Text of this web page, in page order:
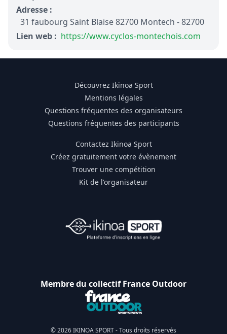
Adresse :
31 faubourg Saint Blaise 82700 Montech - 82700
Lien web : https://www.cyclos-montechois.com
Découvrez Ikinoa Sport
Mentions légales
Questions fréquentes des organisateurs
Questions fréquentes des participants
Contactez Ikinoa Sport
Créez gratuitement votre évènement
Trouver une compétition
Kit de l'organisateur
Membre du collectif France Outdoor
© 2026 IKINOA SPORT - Tous droits réservés